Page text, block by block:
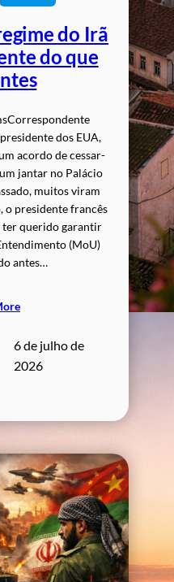
do Irã
do que
dos EUA,
acordo de cessar-
jantar no Palácio
muitos viram
o presidente francês
ter querido garantir
(MoU)
antes…
6 de julho de
2026